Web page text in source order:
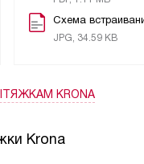
и понятное. Все
в сложных
Схема
JPG, 34.59 KB
KRONA
Krona